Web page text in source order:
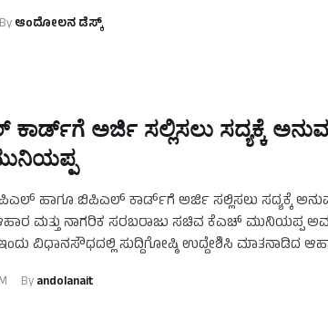
By ಆಂದೋಲನ ಡೆಸ್ಕ್
ಅರ್ಜಿ ಸಲ್ಲಿಸಲು ಸದ್ಯಕ್ಕೆ
ಹಾಗೂ ಬಿಪಿಎಲ್ ಕಾರ್ಡ್​​ಗೆ ಅರ್ಜಿ ಸಲ್ಲಿಸಲು ಸದ್ಯಕ್ಕೆ
ಮತ್ತು ನಾಗರಿಕ ಸರಬರಾಜು ಸಚಿವ ಕೆಎಚ್‌ ಮುನಿಯಪ್ಪ
ಇಂದು ವಿಧಾನಸೌಧದಲ್ಲಿ ಸುದ್ದಿಗೋಷ್ಠಿ ಉದ್ದೇಶಿಸಿ ಮಾತನಾಡಿದ
By andolanait